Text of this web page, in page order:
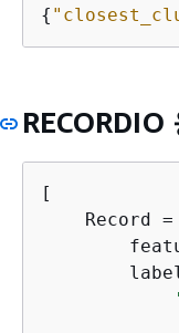
{
RECORDIO
[
    Record =